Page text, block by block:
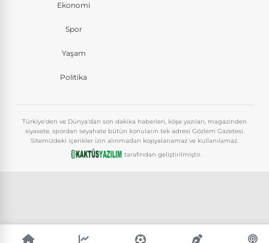
Ekonomi
Spor
Yaşam
Politika
Türkiye'den ve Dünya'dan son dakika haberleri, köşe yazıları, magazinden
siyasete, spordan seyahate bütün konuların tek adresi Gözlem Gazetesi.
Sitemizdeki içerikler izin alınmadan kopyalanamaz ve kullanılamaz.
tarafından geliştirilmiştir.